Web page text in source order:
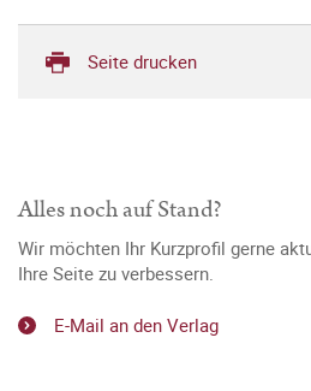
Seite drucken
Alles noch auf Stand?
Wir möchten Ihr Kurzprofil gerne
Ihre Seite zu verbessern.
E-Mail an den Verlag